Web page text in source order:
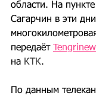
области. На
Сагарчин в эти
передаёт
на КТК.
По данным